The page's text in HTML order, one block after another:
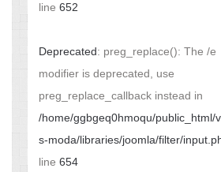
line 652
Deprecated: preg_replace(): The /e
modifier is deprecated, use
preg_replace_callback instead in
/home/ggbgeq0hmoqu/public_html/
s-moda/libraries/joomla/filter/
line 654